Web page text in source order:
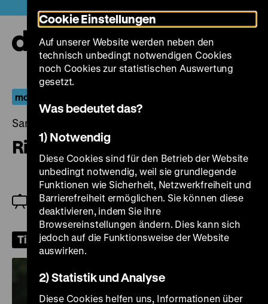
zum
Seiteninhalt
springen
moving history
Samstag, 07. März 2026, 20.00 Uhr
Riefenstahl
Zu Gast: Andres Veiel, Moderation: Jutta Braun
(Leibnitz-Zentrum für Zeithistorische Forschung,
moving history)
Tickets
Cookie Einstellungen
Auf unserer Website werden neben den
technisch unbedingt notwendigen Cookies
noch Cookies zur statistischen Auswertung
gesetzt.
Was bedeutet das?
1) Notwendig
Diese Cookies sind für den Betrieb der Website
unbedingt notwendig, weil sie grundlegende
Funktionen wie Sicherheit, Netzwerkfreiheit und
Barrierefreiheit ermöglichen. Sie können diese
deaktivieren, indem Sie ihre
Browsereinstellungen ändern. Dies kann sich
jedoch auf die Funktionsweise der Website
auswirken.
2) Statistik und Analyse
Diese Cookies helfen uns, Informationen über